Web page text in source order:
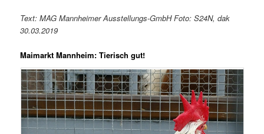
Text: MAG Mannheimer Ausstellungs-GmbH Foto: S24N, dak
30.03.2019
Maimarkt Mannheim: Tierisch gut!